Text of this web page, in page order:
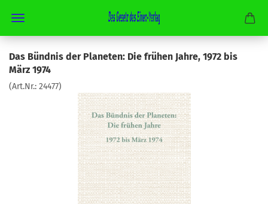
Das Bündnis der Planeten: Die frühen Jahre, 1972 bis
März 1974
(Art.Nr.: 24477)